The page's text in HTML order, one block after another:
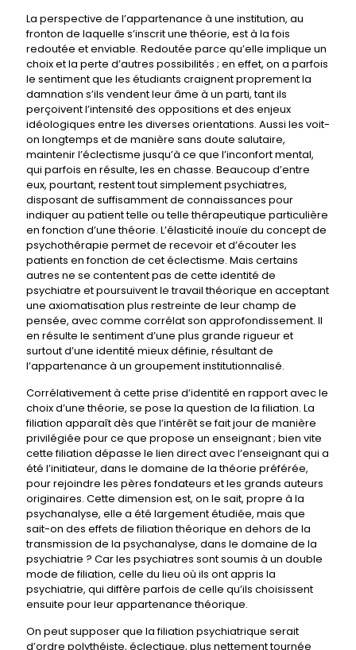
La perspective de l’appartenance à une institution, au
fronton de laquelle s’inscrit une théorie, est à la fois
redoutée et enviable. Redoutée parce qu’elle implique un
choix et la perte d’autres possibilités ; en effet, on a parfois
le sentiment que les étudiants craignent proprement la
damnation s’ils vendent leur âme à un parti, tant ils
perçoivent l’intensité des oppositions et des enjeux
idéologiques entre les diverses orientations. Aussi les voit-
on longtemps et de manière sans doute salutaire,
maintenir l’éclectisme jusqu’à ce que l’inconfort mental,
qui parfois en résulte, les en chasse. Beaucoup d’entre
eux, pourtant, restent tout simplement psychiatres,
disposant de suffisamment de connaissances pour
indiquer au patient telle ou telle thérapeutique particulière
en fonction d’une théorie. L’élasticité inouïe du concept de
psychothérapie permet de recevoir et d’écouter les
patients en fonction de cet éclectisme. Mais certains
autres ne se contentent pas de cette identité de
psychiatre et poursuivent le travail théorique en acceptant
une axiomatisation plus restreinte de leur champ de
pensée, avec comme corrélat son approfondissement. Il
en résulte le sentiment d’une plus grande rigueur et
surtout d’une identité mieux définie, résultant de
l’appartenance à un groupement institutionnalisé.
Corrélativement à cette prise d’identité en rapport avec le
choix d’une théorie, se pose la question de la filiation. La
filiation apparaît dès que l’intérêt se fait jour de manière
privilégiée pour ce que propose un enseignant ; bien vite
cette filiation dépasse le lien direct avec l’enseignant qui a
été l’initiateur, dans le domaine de la théorie préférée,
pour rejoindre les pères fondateurs et les grands auteurs
originaires. Cette dimension est, on le sait, propre à la
psychanalyse, elle a été largement étudiée, mais que
sait-on des effets de filiation théorique en dehors de la
transmission de la psychanalyse, dans le domaine de la
psychiatrie ? Car les psychiatres sont soumis à un double
mode de filiation, celle du lieu où ils ont appris la
psychiatrie, qui diffère parfois de celle qu’ils choisissent
ensuite pour leur appartenance théorique.
On peut supposer que la filiation psychiatrique serait
d’ordre polythéiste, éclectique, plus nettement tournée